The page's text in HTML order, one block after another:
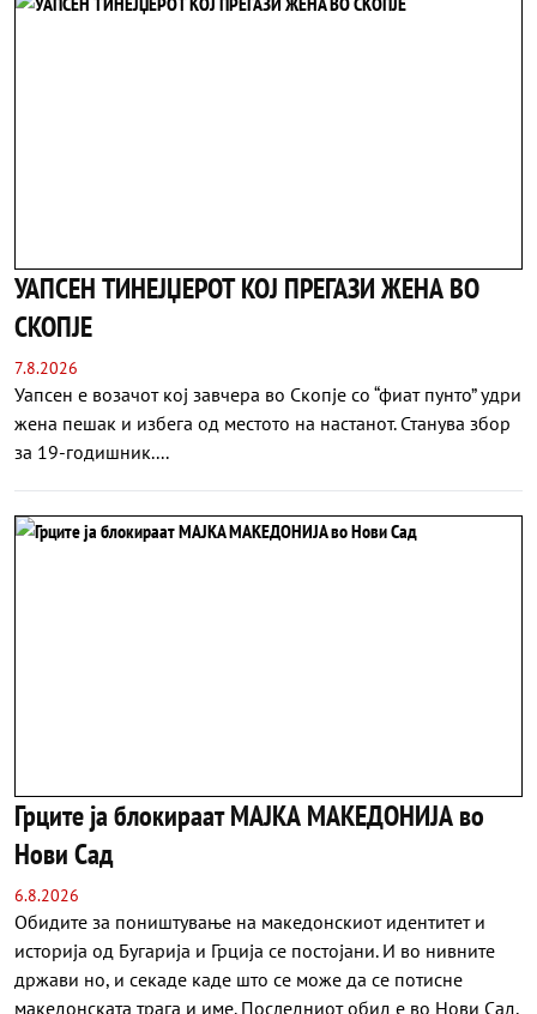
УАПСЕН ТИНЕЈЏЕРОТ КОЈ ПРЕГАЗИ ЖЕНА ВО
СКОПЈЕ
7.8.2026
Уапсен е возачот кој завчера во Скопје со “фиат пунто” удри
жена пешак и избега од местото на настанот. Станува збор
за 19-годишник....
Грците ја блокираат МАЈКА МАКЕДОНИЈА во
Нови Сад
6.8.2026
Обидите за поништување на македонскиот идентитет и
историја од Бугарија и Грција се постојани. И во нивните
држави но, и секаде каде што се може да се потисне
македонската трага и име. Последниот обид е во Нови Сад,